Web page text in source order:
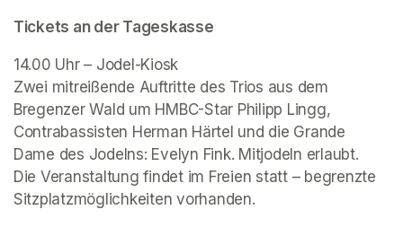
Tickets an der Tageskasse
14.00 Uhr – Jodel-Kiosk
Zwei mitreißende Auftritte des Trios aus dem
Bregenzer Wald um HMBC-Star Philipp Lingg,
Contrabassisten Herman Härtel und die Grande
Die Veranstaltung findet im Freien statt – begrenzte
Sitzplatzmöglichkeiten vorhanden.